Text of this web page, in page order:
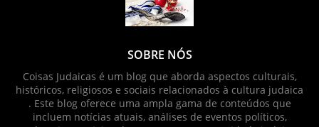
SOBRE NÓS
Coisas Judaicas é um blog que aborda aspectos culturais,
históricos, religiosos e sociais relacionados à cultura judaica
. Este blog oferece uma ampla gama de conteúdos que
incluem notícias atuais, análises de eventos políticos,